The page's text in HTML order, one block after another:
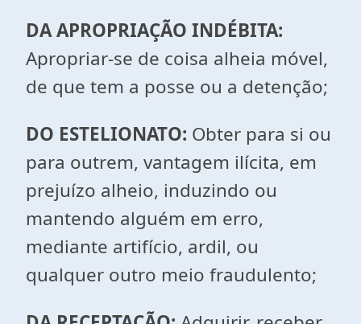
DA APROPRIAÇÃO INDÉBITA:
Apropriar-se de coisa alheia móvel,
de que tem a posse ou a detenção;
DO ESTELIONATO: Obter para si ou
para outrem, vantagem ilícita, em
prejuízo alheio, induzindo ou
mantendo alguém em erro,
mediante artifício, ardil, ou
qualquer outro meio fraudulento;